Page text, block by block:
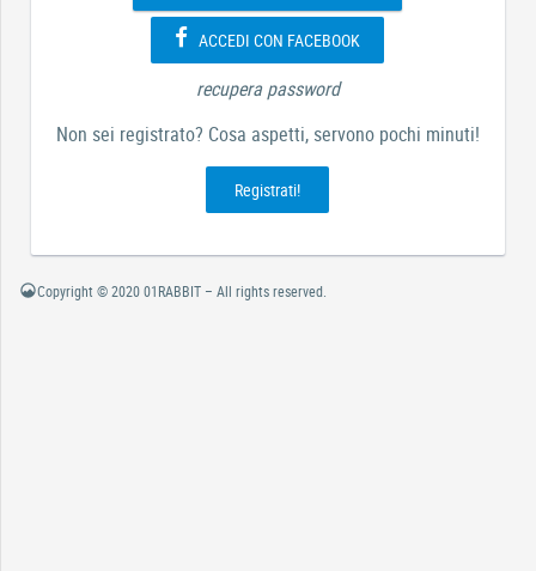
ACCEDI CON FACEBOOK
recupera password
Non sei registrato? Cosa aspetti, servono pochi minuti!
Registrati!
Copyright © 2020 01RABBIT – All rights reserved.